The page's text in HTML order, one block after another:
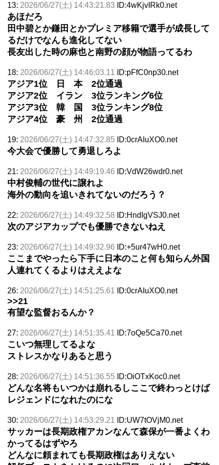
13: 2026/06/27(土) 14:43:21.83 ID:4wKjvIRk0.net
あほだろ
田中碧とか鎌田とかプレミア移籍で選手が成長して
るだけでなんも進化してない
長友出した時の麻也と南野の顔が物語ってるわ
18: 2026/06/27(土) 14:46:03.11 ID:pFfC0np30.net
アジア1位 日 本 2位通過
アジア2位 イラン 3位ランキング6位
アジア3位 韓 国 3位ランキング8位
アジア4位 豪 州 2位通過
19: 2026/06/27(土) 14:47:32.85 ID:0crAIuXO0.net
今大会で優勝して勇退しろよ
21: 2026/06/27(土) 14:49:19.46 ID:VdW26wdr0.net
中村俊輔の世代に譲れよ
海外の動向を追いきれてないのだろう？
22: 2026/06/27(土) 14:49:32.58 ID:HndIgVSJ0.net
次のアジアカップでも優勝できないねえ
23: 2026/06/27(土) 14:49:32.96 ID:+5ur47wH0.net
ここまでやったら下手に日本のこと何も知らん外国
人連れてくるよりはええよな
26: 2026/06/27(土) 14:51:25.61 ID:0crAIuXO0.net
>>21
有望な監督おるんか？
27: 2026/06/27(土) 14:51:35.41 ID:7oQe5Ca70.net
こいつ無理してるよな
ストレスかなりあると思う
28: 2026/06/27(土) 14:51:36.55 ID:OiOTxKoc0.net
どんな名将もいつかは崩れるしここで終わっとけば
レジェンドになれたのにな
30: 2026/06/27(土) 14:53:29.21 ID:UW7tOVjM0.net
サッカーは長期政権アカンなんて森保が一番よくわ
かってるはずやろ
どんなに頼まれても長期政権はありえない